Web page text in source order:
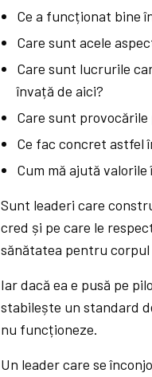
Ce a funcționat bine
Care sunt acele
Care sunt lucrurile
învață de aici?
Care sunt
Ce fac concret astfel
Cum mă ajută
Sunt leaderi care
cred și pe care le
sănătatea pentru
Iar dacă ea e pusă pe
stabilește un standard
nu funcționeze.
Un leader care se